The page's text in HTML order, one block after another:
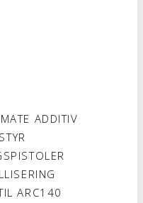
ADDITIV
ARC140